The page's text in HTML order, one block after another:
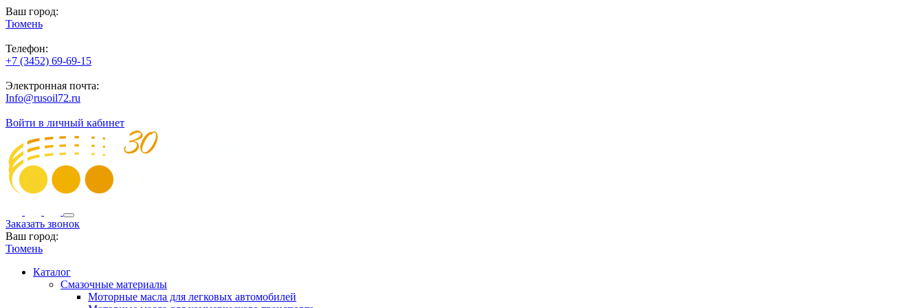
Ваш город:
Тюмень
Телефон:
+7 (3452) 69-69-15
Электронная почта:
Info@rusoil72.ru
Войти в личный кабинет
Заказать звонок
Ваш город:
Тюмень
Каталог
Смазочные материалы
Моторные масла для легковых автомобилей